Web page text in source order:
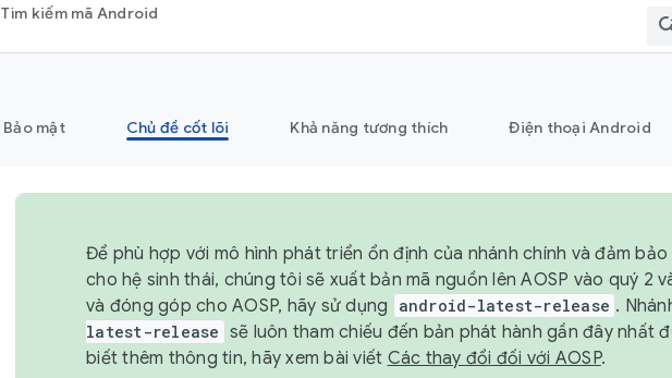
Tìm kiếm mã Android
Bảo mật Chủ đề cốt lõi Khả năng tương thích Điện thoại Android
Để phù hợp với mô hình phát triển ổn định của nhánh chính và đảm
cho hệ sinh thái, chúng tôi sẽ xuất bản mã nguồn lên AOSP vào quý 2
và đóng góp cho AOSP, hãy sử dụng
android-latest-release .
latest-release sẽ luôn tham chiếu đến bản phát hành gần đây nhất
biết thêm thông tin, hãy xem bài viết Các thay đổi đối với AOSP.